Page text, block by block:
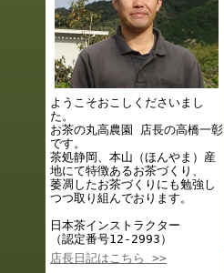
ようこそおこしくださいまし
た。
お茶の丸高農園 店長の高橋一彰
です。
茶処静岡、本山（ほんやま）産
地にて特徴あるお茶づくり、
萎凋したお茶づくりにも勉強し
つつ取り組んでおります。
日本茶インストラクター
（認定番号12-2993）
店長日記はこちら >>